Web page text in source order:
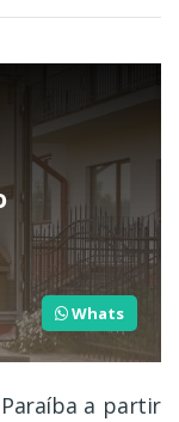
Whats
a partir